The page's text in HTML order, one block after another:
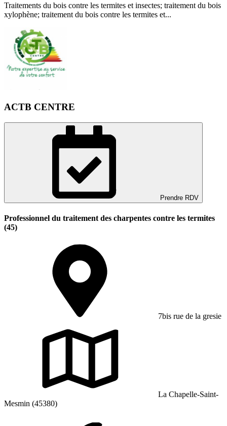
Traitements du bois contre les termites et insectes; traitement du bois
xylophène; traitement du bois contre les termites et...
ACTB CENTRE
Prendre RDV
Professionnel du traitement des charpentes contre les termites
(45)
7bis rue de la gresie
La Chapelle-Saint-
Mesmin (45380)